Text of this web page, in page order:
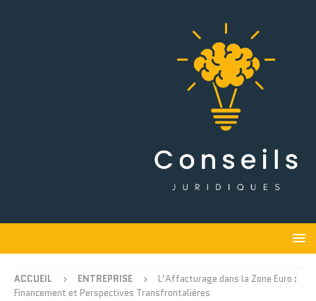
ACCUEIL ENTREPRISE
L’Affacturage dans la Zone Euro :
Financement et Perspectives Transfrontalières